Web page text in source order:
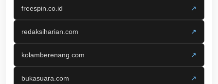
freespin.co.id ↗
redaksiharian.com ↗
kolamberenang.com ↗
bukasuara.com ↗